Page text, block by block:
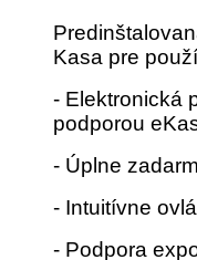
Kasa pre
- Elektronická
podporou
- Úplne
- Intuitívne
- Podpora